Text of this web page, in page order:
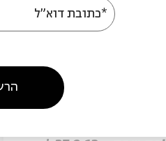
*כתובת דוא"ל